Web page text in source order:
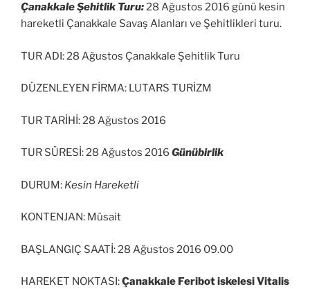
Çanakkale Şehitlik Turu:28 Ağustos 2016 günü kesin
hareketli Çanakkale Savaş Alanları ve Şehitlikleri turu.
TUR ADI: 28 Ağustos Çanakkale Şehitlik Turu
DÜZENLEYEN FİRMA: LUTARS TURİZM
TUR TARİHİ: 28 Ağustos 2016
TUR SÜRESİ: 28 Ağustos 2016 Günübirlik
DURUM: Kesin Hareketli
KONTENJAN: Müsait
BAŞLANGIÇ SAATİ: 28 Ağustos 2016 09.00
HAREKET NOKTASI:Çanakkale Feribot iskelesi Vitalis